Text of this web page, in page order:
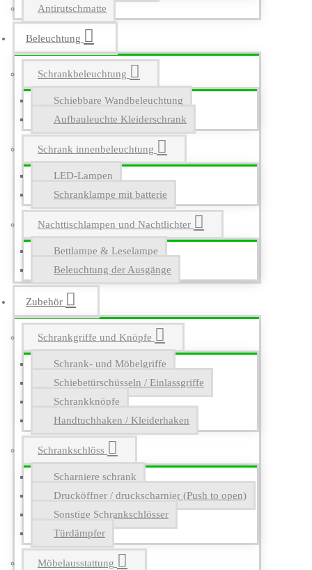
Antirutschmatte
Beleuchtung
Schrankbeleuchtung
Schiebbare Wandbeleuchtung
Aufbauleuchte Kleiderschrank
Schrank innenbeleuchtung
LED-Lampen
Schranklampe mit batterie
Nachttischlampen und Nachtlichter
Bettlampe & Leselampe
Beleuchtung der Ausgänge
Zubehör
Schrankgriffe und Knöpfe
Schrank- und Möbelgriffe
Schiebetürschüsseln / Einlassgriffe
Schrankknöpfe
Handtuchhaken / Kleiderhaken
Schrankschlöss
Scharniere schrank
Drucköffner / druckscharnier (Push to open)
Sonstige Schrankschlösser
Türdämpfer
Möbelausstattung